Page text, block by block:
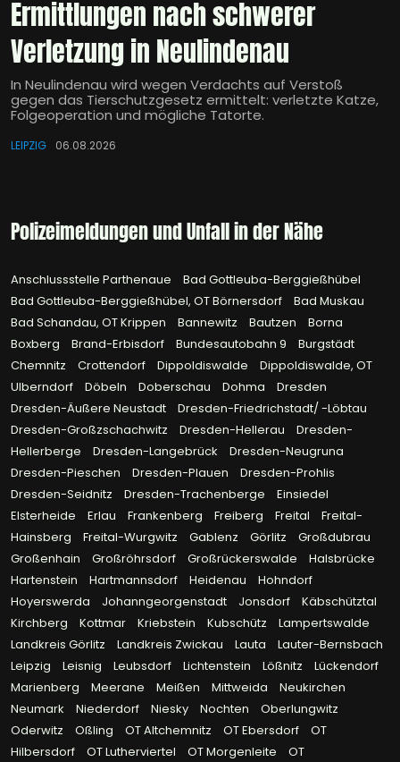
Ermittlungen nach schwerer
Verletzung in Neulindenau
In Neulindenau wird wegen Verdachts auf Verstoß
gegen das Tierschutzgesetz ermittelt: verletzte Katze,
Folgeoperation und mögliche Tatorte.
LEIPZIG 06.08.2026
Polizeimeldungen und Unfall in der Nähe
Anschlussstelle Parthenaue
Bad Gottleuba-Berggießhübel
Bad Gottleuba-Berggießhübel, OT Börnersdorf
Bad Muskau
Bad Schandau, OT Krippen
Bannewitz Bautzen
Borna
Boxberg
Brand-Erbisdorf Bundesautobahn 9
Burgstädt
Chemnitz
Crottendorf Dippoldiswalde
Dippoldiswalde, OT
Ulberndorf
Döbeln Doberschau Dohma
Dresden
Dresden-Äußere Neustadt
Dresden-Friedrichstadt/ -Löbtau
Dresden-Großzschachwitz
Dresden-Hellerau
Dresden-
Hellerberge
Dresden-Langebrück
Dresden-Neugruna
Dresden-Pieschen
Dresden-Plauen
Dresden-Prohlis
Dresden-Seidnitz
Dresden-Trachenberge
Einsiedel
Elsterheide
Erlau Frankenberg Freiberg Freital
Freital-
Hainsberg
Freital-Wurgwitz Gablenz Görlitz
Großdubrau
Großenhain
Großröhrsdorf Großrückerswalde
Halsbrücke
Hartenstein
Hartmannsdorf Heidenau
Hohndorf
Hoyerswerda
Johanngeorgenstadt Jonsdorf
Käbschütztal
Kirchberg
Kottmar Kriebstein Kubschütz
Lampertswalde
Landkreis Görlitz
Landkreis Zwickau Lauta
Lauter-Bernsbach
Leipzig
Leisnig Leubsdorf Lichtenstein Lößnitz
Lückendorf
Marienberg
Meerane Meißen Mittweida
Neukirchen
Neumark
Niederdorf Niesky Nochten
Oberlungwitz
Oderwitz
Oßling OT Altchemnitz OT Ebersdorf
OT
Hilbersdorf
OT Lutherviertel OT Morgenleite
OT